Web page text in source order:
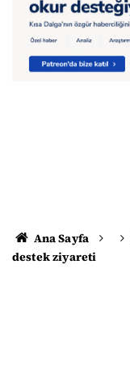
Ana Sayfa
destek ziyareti